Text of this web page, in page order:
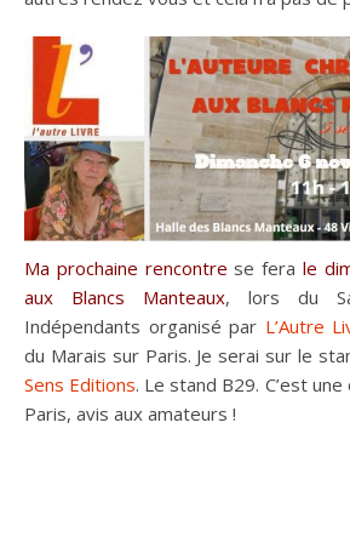
Ma prochaine rencontre se fera le
aux Blancs Manteaux, lors du
Indépendants organisé par L’Autre
du Marais sur Paris. Je serai sur le
Sens Editions. Le stand B29. C’est
Paris, avis aux amateurs !